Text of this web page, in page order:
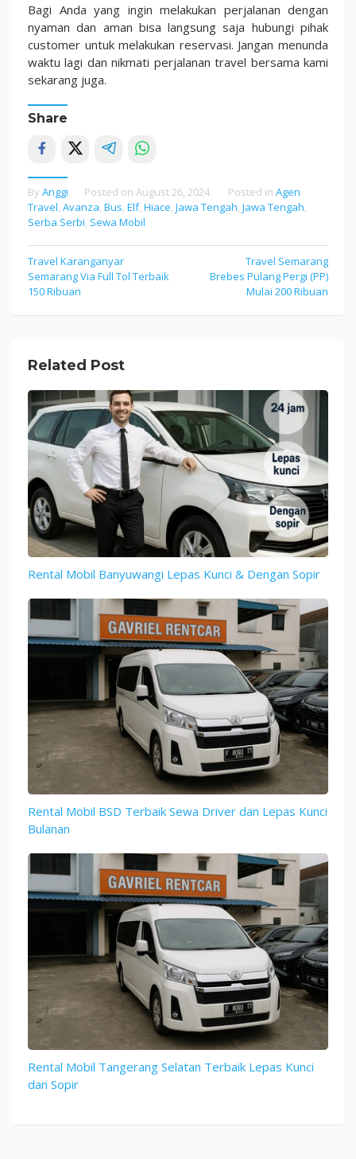
Bagi Anda yang ingin melakukan perjalanan dengan
nyaman dan aman bisa langsung saja hubungi pihak
customer untuk melakukan reservasi. Jangan menunda
waktu lagi dan nikmati perjalanan travel bersama kami
sekarang juga.
Share
By Anggi Posted on August 26, 2024 Posted in Agen
Travel, Avanza, Bus, Elf, Hiace, Jawa Tengah, Jawa Tengah,
Serba Serbi, Sewa Mobil
Post
navigation
Travel Karanganyar
Semarang Via Full Tol Terbaik
150 Ribuan
Travel Semarang
Brebes Pulang Pergi (PP)
Mulai 200 Ribuan
Related Post
Rental Mobil Banyuwangi Lepas Kunci & Dengan Sopir
Rental Mobil BSD Terbaik Sewa Driver dan Lepas Kunci
Bulanan
Rental Mobil Tangerang Selatan Terbaik Lepas Kunci
dan Sopir